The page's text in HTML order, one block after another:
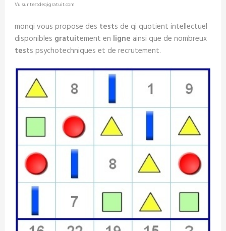
Vu sur testdeqigratuit.com
monqi vous propose des tests de qi quotient intellectuel
disponibles gratuitement en ligne ainsi que de nombreux
tests psychotechniques et de recrutement.